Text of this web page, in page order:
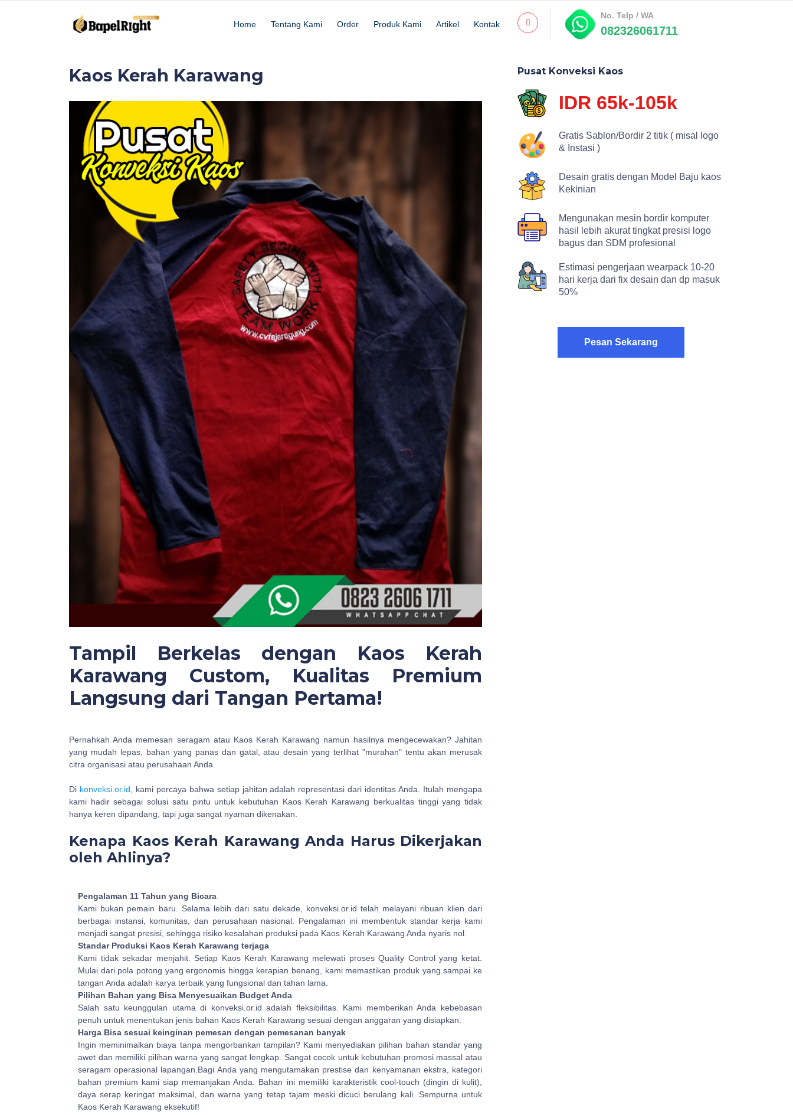
Home Tentang Kami Order Produk Kami Artikel Kontak
No. Telp / WA
082326061711
Kaos Kerah Karawang
Tampil Berkelas dengan Kaos Kerah
Karawang Custom, Kualitas Premium
Langsung dari Tangan Pertama!
Pernahkah Anda memesan seragam atau Kaos Kerah Karawang namun hasilnya mengecewakan? Jahitan
yang mudah lepas, bahan yang panas dan gatal, atau desain yang terlihat "murahan" tentu akan merusak
citra organisasi atau perusahaan Anda.
Di konveksi.or.id, kami percaya bahwa setiap jahitan adalah representasi dari identitas Anda. Itulah mengapa
kami hadir sebagai solusi satu pintu untuk kebutuhan Kaos Kerah Karawang berkualitas tinggi yang tidak
hanya keren dipandang, tapi juga sangat nyaman dikenakan.
Kenapa Kaos Kerah Karawang Anda Harus Dikerjakan
oleh Ahlinya?
Pengalaman 11 Tahun yang Bicara
Kami bukan pemain baru. Selama lebih dari satu dekade, konveksi.or.id telah melayani ribuan klien dari
berbagai instansi, komunitas, dan perusahaan nasional. Pengalaman ini membentuk standar kerja kami
menjadi sangat presisi, sehingga risiko kesalahan produksi pada Kaos Kerah Karawang Anda nyaris nol.
Standar Produksi Kaos Kerah Karawang terjaga
Kami tidak sekadar menjahit. Setiap Kaos Kerah Karawang melewati proses Quality Control yang ketat.
Mulai dari pola potong yang ergonomis hingga kerapian benang, kami memastikan produk yang sampai ke
tangan Anda adalah karya terbaik yang fungsional dan tahan lama.
Pilihan Bahan yang Bisa Menyesuaikan Budget Anda
Salah satu keunggulan utama di konveksi.or.id adalah fleksibilitas. Kami memberikan Anda kebebasan
penuh untuk menentukan jenis bahan Kaos Kerah Karawang sesuai dengan anggaran yang disiapkan.
Harga Bisa sesuai keinginan pemesan dengan pemesanan banyak
Ingin meminimalkan biaya tanpa mengorbankan tampilan? Kami menyediakan pilihan bahan standar yang
awet dan memiliki pilihan warna yang sangat lengkap. Sangat cocok untuk kebutuhan promosi massal atau
seragam operasional lapangan.Bagi Anda yang mengutamakan prestise dan kenyamanan ekstra, kategori
bahan premium kami siap memanjakan Anda. Bahan ini memiliki karakteristik cool-touch (dingin di kulit),
daya serap keringat maksimal, dan warna yang tetap tajam meski dicuci berulang kali. Sempurna untuk
Kaos Kerah Karawang eksekutif!
Pusat Konveksi Kaos
IDR 65k-105k
Gratis Sablon/Bordir 2 titik ( misal logo
& Instasi )
Desain gratis dengan Model Baju kaos
Kekinian
Mengunakan mesin bordir komputer
hasil lebih akurat tingkat presisi logo
bagus dan SDM profesional
Estimasi pengerjaan wearpack 10-20
hari kerja dari fix desain dan dp masuk
50%
Pesan Sekarang